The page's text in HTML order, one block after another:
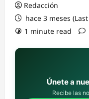
Redacción
hace 3 meses
1 minute read
Únete a
Recibe las